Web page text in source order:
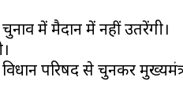
में मैदान में नहीं उतरेंगी।